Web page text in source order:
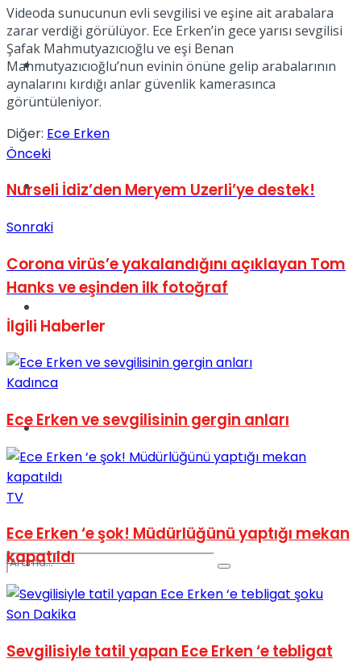
Sinema
Tatil
Podcast
Videoda sunucunun evli sevgilisi ve eşine ait arabalara
zarar verdiği görülüyor. Ece Erken’in gece yarısı sevgilisi
Şafak Mahmutyazıcıoğlu ve eşi Benan
Mahmutyazıcıoğlu’nun evinin önüne gelip arabalarının
aynalarını kırdığı anlar güvenlik kamerasınca
görüntüleniyor.
Diğer: Ece Erken
Önceki
Nurseli İdiz’den Meryem Uzerli’ye destek!
Sonraki
Corona virüs’e yakalandığını açıklayan Tom
Hanks ve eşinden ilk fotoğraf
İlgili Haberler
Kadınca
Ece Erken ve sevgilisinin gergin anları
TV
Ece Erken ‘e şok! Müdürlüğünü yaptığı mekan
kapatıldı
Son Dakika
Sevgilisiyle tatil yapan Ece Erken ‘e tebligat